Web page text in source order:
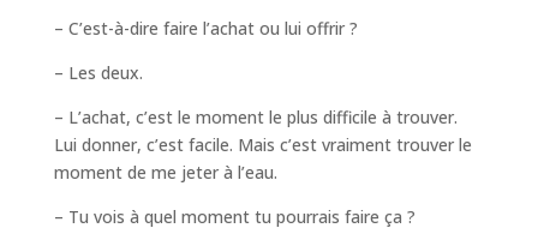
– C’est-à-dire faire l’achat ou lui offrir ?
– Les deux.
– L’achat, c’est le moment le plus difficile à trouver.
Lui donner, c’est facile. Mais c’est vraiment trouver le
moment de me jeter à l’eau.
– Tu vois à quel moment tu pourrais faire ça ?